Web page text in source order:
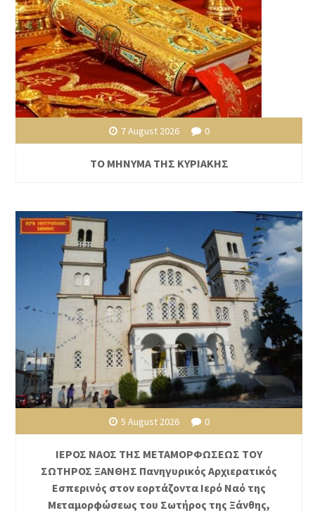
7 August 2026 0
ΤΟ ΜΗΝΥΜΑ ΤΗΣ ΚΥΡΙΑΚΗΣ
5 August 2026 0
ΙΕΡΟΣ ΝΑΟΣ ΤΗΣ ΜΕΤΑΜΟΡΦΩΣΕΩΣ ΤΟΥ
ΣΩΤΗΡΟΣ ΞΑΝΘΗΣ Πανηγυρικός Αρχιερατικός
Εσπερινός στον εορτάζοντα Ιερό Ναό της
Μεταμορφώσεως του Σωτήρος της Ξάνθης,